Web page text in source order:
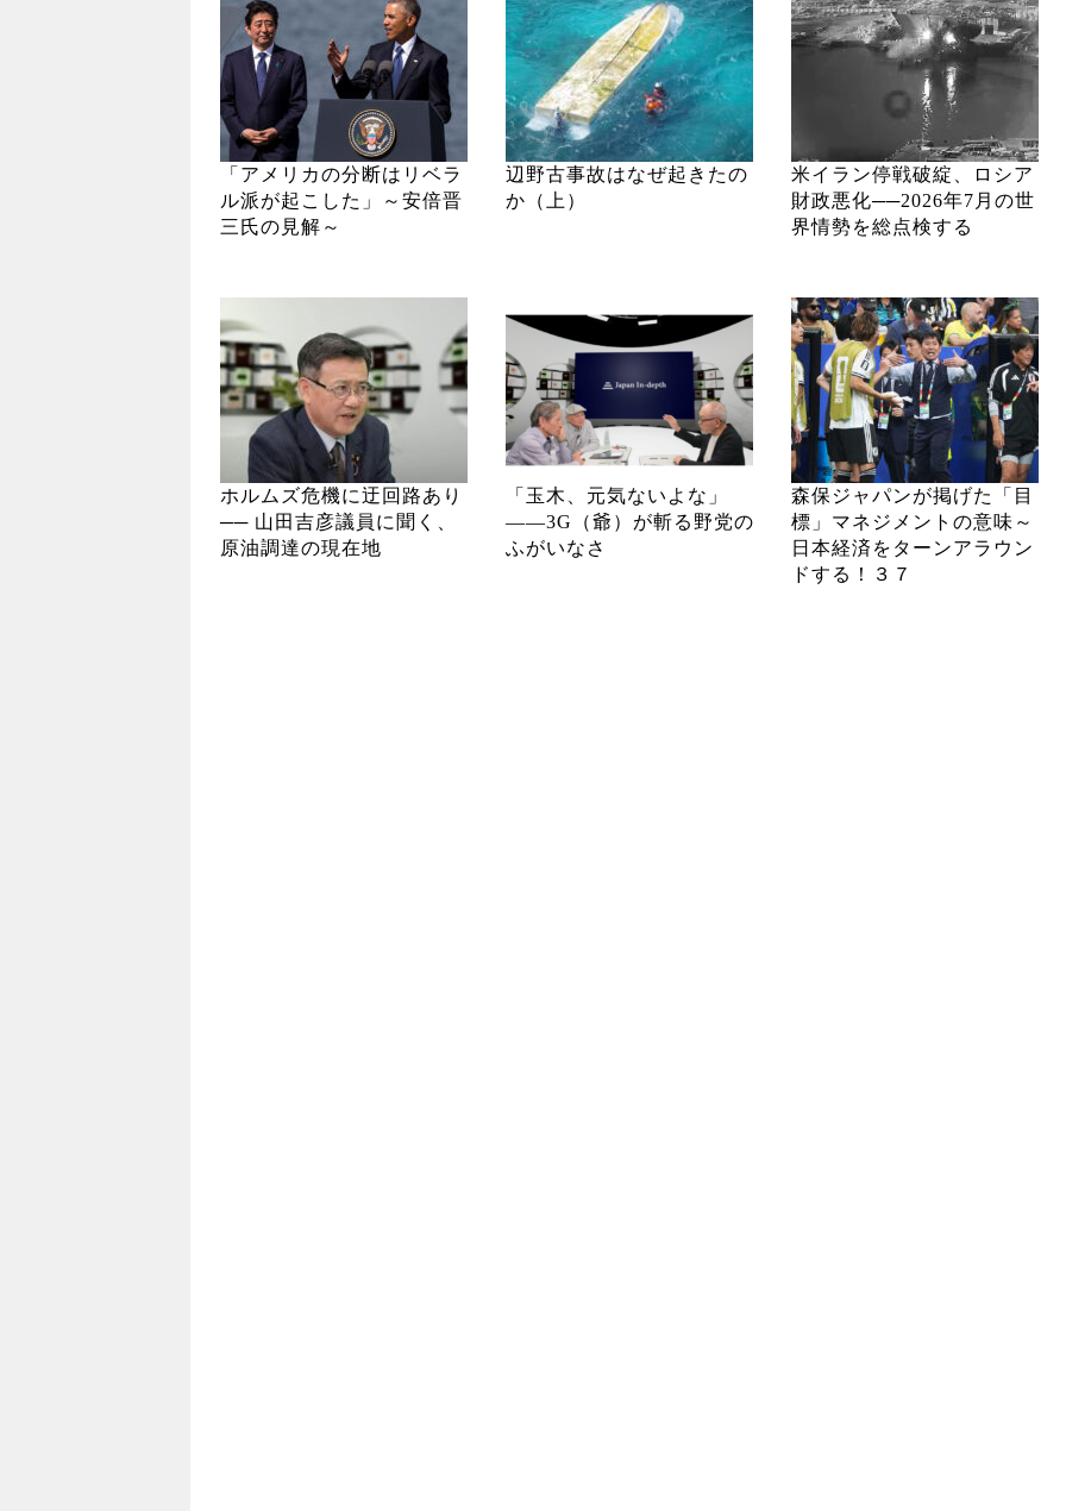
「アメリカの分断はリベラ
ル派が起こした」～安倍晋
三氏の見解～
辺野古事故はなぜ起きたの
か（上）
米イラン停戦破綻、ロシア
財政悪化──2026年7月の世
界情勢を総点検する
ホルムズ危機に迂回路あり
── 山田吉彦議員に聞く、
原油調達の現在地
「玉木、元気ないよな」
――3G（爺）が斬る野党の
ふがいなさ
森保ジャパンが掲げた「目
標」マネジメントの意味～
日本経済をターンアラウン
ドする！３７